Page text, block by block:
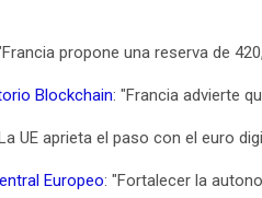
propone una reserva de
Blockchain: "Francia advierte
UE aprieta el paso con el euro
Europeo: "Fortalecer la